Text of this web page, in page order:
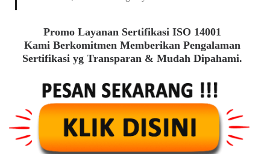
Promo Layanan Sertifikasi ISO 14001
Kami Berkomitmen Memberikan Pengalaman
Sertifikasi yg Transparan & Mudah Dipahami.